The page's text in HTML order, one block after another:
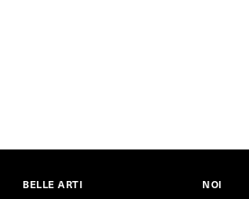
BELLE ARTI NOI